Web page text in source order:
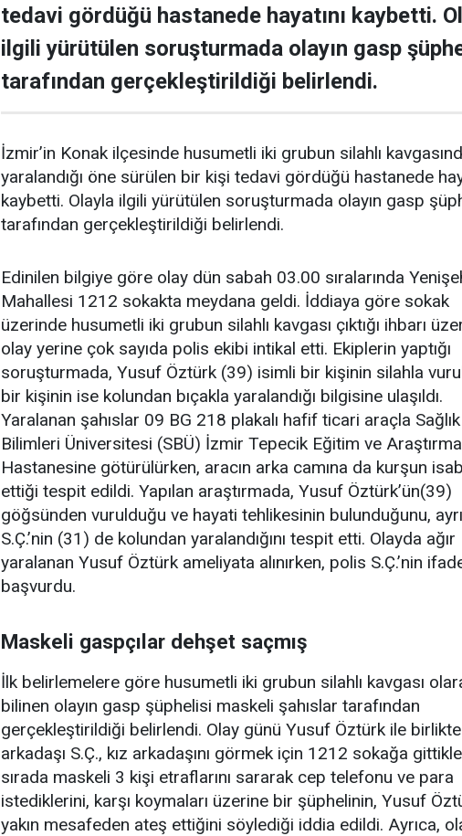
tedavi gördüğü hastanede hayatını kaybetti.
ilgili yürütülen soruşturmada olayın gasp
tarafından gerçekleştirildiği belirlendi.
İzmir’in Konak ilçesinde husumetli iki grubun silahlı
yaralandığı öne sürülen bir kişi tedavi gördüğü hastanede
kaybetti. Olayla ilgili yürütülen soruşturmada olayın gasp
tarafından gerçekleştirildiği belirlendi.
Edinilen bilgiye göre olay dün sabah 03.00 sıralarında
Mahallesi 1212 sokakta meydana geldi. İddiaya göre sokak
üzerinde husumetli iki grubun silahlı kavgası çıktığı ihbarı
olay yerine çok sayıda polis ekibi intikal etti. Ekiplerin yaptığı
soruşturmada, Yusuf Öztürk (39) isimli bir kişinin silahla
bir kişinin ise kolundan bıçakla yaralandığı bilgisine ulaşıldı.
Yaralanan şahıslar 09 BG 218 plakalı hafif ticari araçla Sağlık
Bilimleri Üniversitesi (SBÜ) İzmir Tepecik Eğitim ve Araştırma
Hastanesine götürülürken, aracın arka camına da kurşun
ettiği tespit edildi. Yapılan araştırmada, Yusuf Öztürk’ün(39)
göğsünden vurulduğu ve hayati tehlikesinin bulunduğunu,
S.Ç.’nin (31) de kolundan yaralandığını tespit etti. Olayda ağır
yaralanan Yusuf Öztürk ameliyata alınırken, polis S.Ç.’nin
başvurdu.
Maskeli gaspçılar dehşet saçmış
İlk belirlemelere göre husumetli iki grubun silahlı kavgası
bilinen olayın gasp şüphelisi maskeli şahıslar tarafından
gerçekleştirildiği belirlendi. Olay günü Yusuf Öztürk ile birlikte
arkadaşı S.Ç., kız arkadaşını görmek için 1212 sokağa
sırada maskeli 3 kişi etraflarını sararak cep telefonu ve para
istediklerini, karşı koymaları üzerine bir şüphelinin, Yusuf
yakın mesafeden ateş ettiğini söylediği iddia edildi. Ayrıca,